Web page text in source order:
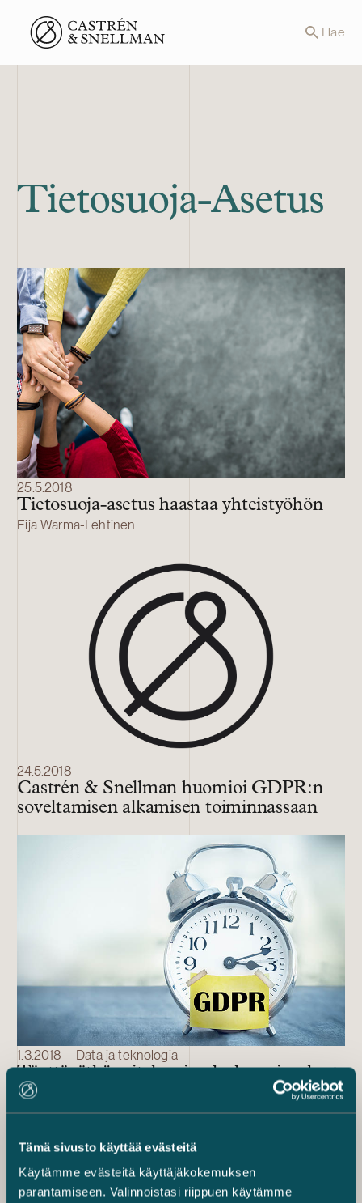
Tämä sivusto käyttää evästeitä
Käytämme evästeitä käyttäjäkokemuksen
parantamiseen. Valinnoistasi riippuen käytämme
Front page Hae
Tietosuoja-Asetus
25.5.2018
Tietosuoja-asetus haastaa yhteistyöhön
Eija Warma-Lehtinen
24.5.2018
Castrén & Snellman huomioi GDPR:n
soveltamisen alkamisen toiminnassaan
1.3.2018 – Data ja teknologia
Täyttävätkö yrityksesi palvelusopimukset
tietosuoja-asetuksen vaatimukset?